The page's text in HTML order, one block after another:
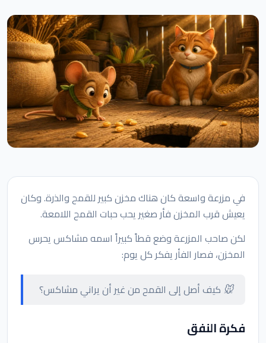
في مزرعة واسعة كان هناك مخزن كبير للقمح والذرة. وكان
يعيش قرب المخزن فأر صغير يحب حبات القمح اللامعة.
لكن صاحب المزرعة وضع قطاً كبيراً اسمه مشاكس يحرس
المخزن، فصار الفأر يفكر كل يوم:
🐭 كيف أصل إلى القمح من غير أن يراني مشاكس؟
فكرة النفق